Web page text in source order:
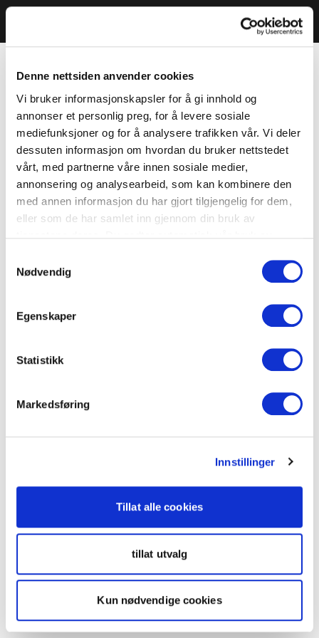
Denne nettsiden anvender cookies
Vi bruker informasjonskapsler for å gi innhold og
annonser et personlig preg, for å levere sosiale
mediefunksjoner og for å analysere trafikken vår. Vi deler
dessuten informasjon om hvordan du bruker nettstedet
vårt, med partnerne våre innen sosiale medier,
annonsering og analysearbeid, som kan kombinere den
med annen informasjon du har gjort tilgjengelig for dem,
eller som de har samlet inn gjennom din bruk av
Nødvendig
Egenskaper
Statistikk
Markedsføring
Innstillinger
Tillat alle cookies
tillat utvalg
Kun nødvendige cookies